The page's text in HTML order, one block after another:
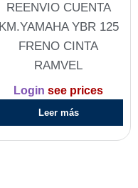
REENVIO CUENTA
KM.YAMAHA YBR 125
FRENO CINTA
RAMVEL
Login see prices
Leer más